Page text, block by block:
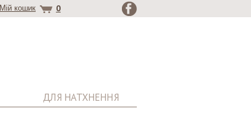
Мій кошик 0
ДЛЯ НАТХНЕННЯ